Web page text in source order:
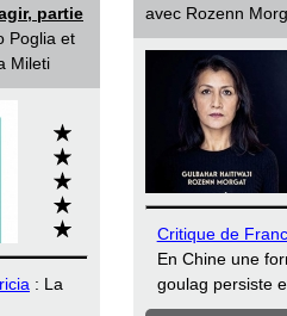
partie
Poglia et
Mileti
: La
avec Rozenn
Critique de
En Chine une
goulag persiste et